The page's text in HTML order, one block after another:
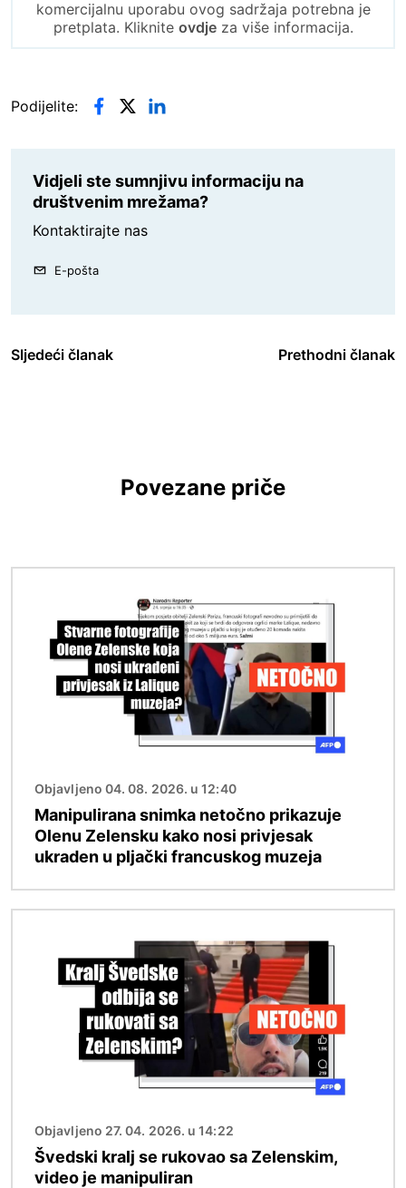
komercijalnu uporabu ovog sadržaja potrebna je
pretplata. Kliknite ovdjeza više informacija.
Podijelite:
Vidjeli ste sumnjivu informaciju na
društvenim mrežama?
Kontaktirajte nas
E-pošta
Sljedeći članak Prethodni članak
Povezane priče
Objavljeno 04. 08. 2026. u 12:40
Manipulirana snimka netočno prikazuje
Olenu Zelensku kako nosi privjesak
ukraden u pljački francuskog muzeja
Objavljeno 27. 04. 2026. u 14:22
Švedski kralj se rukovao sa Zelenskim,
video je manipuliran